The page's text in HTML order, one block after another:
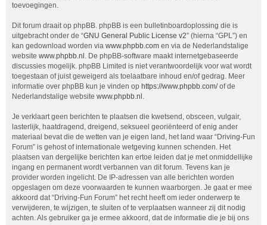
toevoegingen.
Dit forum draait op phpBB. phpBB is een bulletinboardoplossing die is
uitgebracht onder de “GNU General Public License v2” (hierna “GPL”) en
kan gedownload worden via www.phpbb.com en via de Nederlandstalige
website www.phpbb.nl . De phpBB-software maakt internetgebaseerde
discussies mogelijk. phpBB Limited is niet verantwoordelijk voor wat wordt
toegestaan of juist geweigerd als toelaatbare inhoud en/of gedrag. Meer
informatie over phpBB kun je vinden op https://www.phpbb.com/of de
Nederlandstalige website www.phpbb.nl .
Je verklaart geen berichten te plaatsen die kwetsend, obsceen, vulgair,
lasterlijk, haatdragend, dreigend, seksueel georiënteerd of enig ander
materiaal bevat die de wetten van je eigen land, het land waar “Driving-Fun
Forum” is gehost of internationale wetgeving kunnen schenden. Het
plaatsen van dergelijke berichten kan ertoe leiden dat je met onmiddellijke
ingang en permanent wordt verbannen van dit forum. Tevens kan je
provider worden ingelicht. De IP-adressen van alle berichten worden
opgeslagen om deze voorwaarden te kunnen waarborgen. Je gaat er mee
akkoord dat “Driving-Fun Forum” het recht heeft om ieder onderwerp te
verwijderen, te wijzigen, te sluiten of te verplaatsen wanneer zij dit nodig
achten. Als gebruiker ga je ermee akkoord, dat de informatie die je bij ons